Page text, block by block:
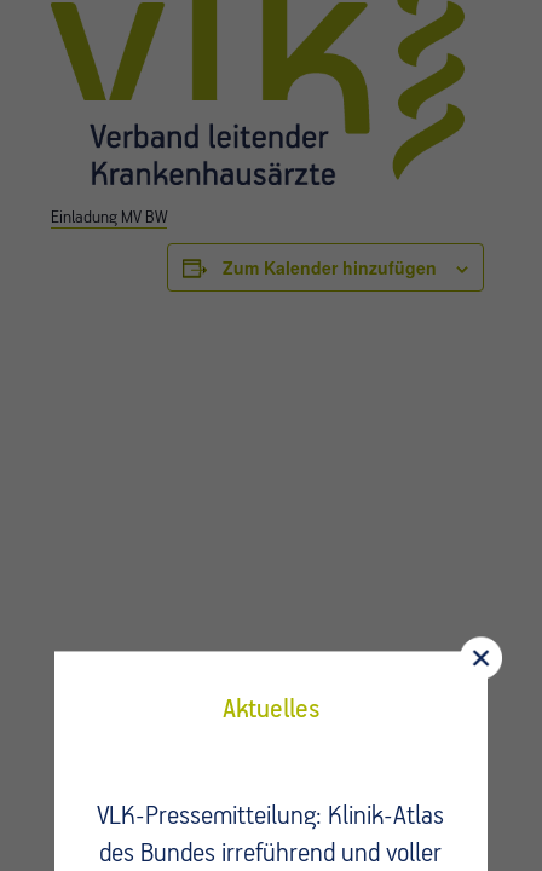
Einladung MV BW
Zum Kalender hinzufügen
Kontaktieren Sie uns.
Aktuelles
VLK-Pressemitteilung: Klinik-Atlas
des Bundes irreführend und voller